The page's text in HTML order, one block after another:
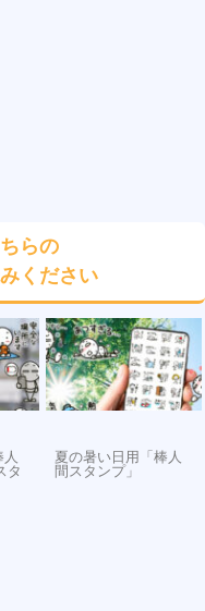
らの
ください
タ
夏の暑い日用「棒人
間スタンプ」